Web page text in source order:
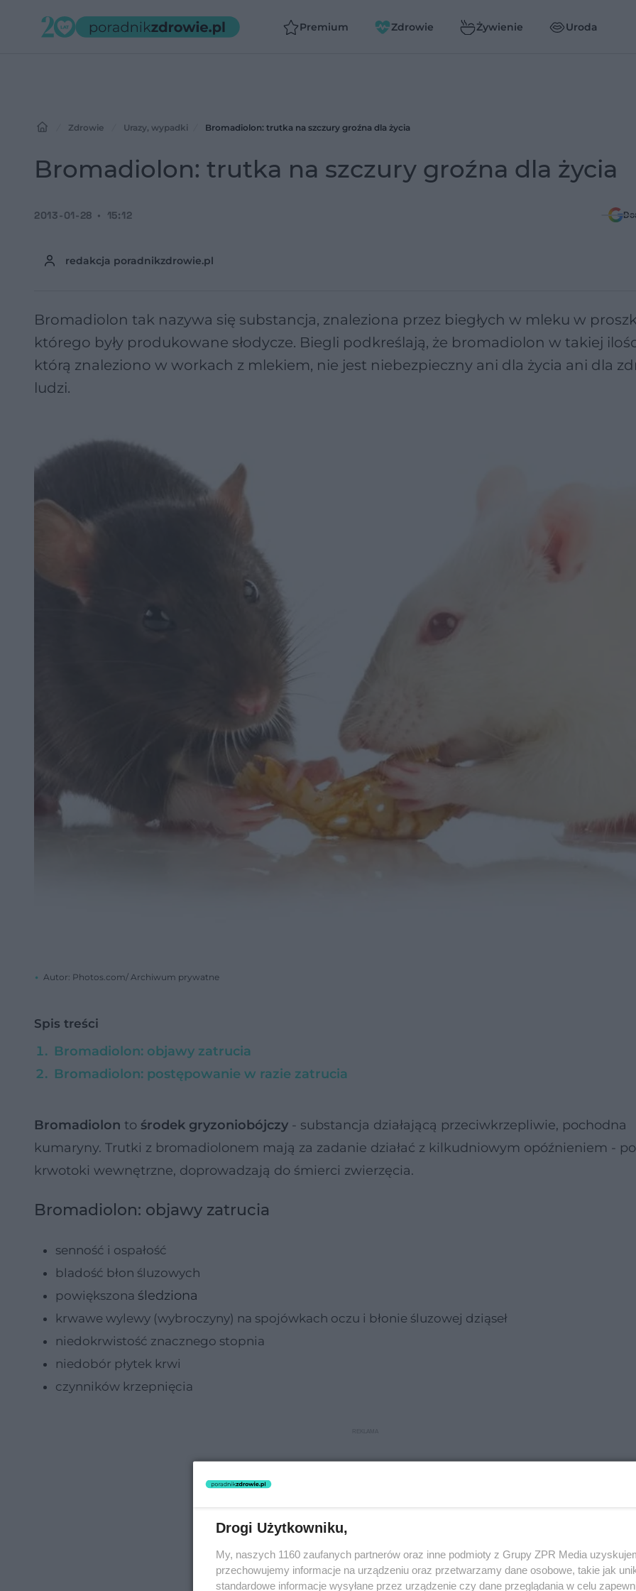
Premium Zdrowie Żywienie Uroda
Zdrowie Urazy, wypadki Bromadiolon: trutka na szczury groźna dla życia
Bromadiolon: trutka na szczury groźna dla życia
redakcja poradnikzdrowie.pl
2013-01-28 15:12
Bromadiolon tak nazywa się substancja, znaleziona przez biegłych w mleku w
którego były produkowane słodycze. Biegli podkreślają, że bromadiolon w takiej
którą znaleziono w workach z mlekiem, nie jest niebezpieczny ani dla życia ani dla
ludzi.
Autor: Photos.com/ Archiwum prywatne
Spis treści
Bromadiolon: objawy zatrucia
Bromadiolon: postępowanie w razie zatrucia
Bromadiolon to środek gryzoniobójczy - substancja działającą przeciwkrzepliwie, pochodna
kumaryny. Trutki z bromadiolonem mają za zadanie działać z kilkudniowym opóźnieniem -
krwotoki wewnętrzne, doprowadzają do śmierci zwierzęcia.
Bromadiolon: objawy zatrucia
senność i ospałość
bladość błon śluzowych
powiększona śledziona
krwawe wylewy (wybroczyny) na spojówkach oczu i błonie śluzowej dziąseł
niedokrwistość znacznego stopnia
niedobór płytek krwi
czynników krzepnięcia
Drogi Użytkowniku,
My, naszych 1160 zaufanych partnerów oraz inne podmioty z Grupy ZPR Media
przechowujemy informacje na urządzeniu oraz przetwarzamy dane osobowe, takie jak
standardowe informacje wysyłane przez urządzenie czy dane przeglądania w celu